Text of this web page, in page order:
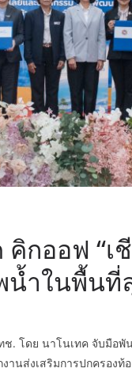
กออฟ “เ
ำในพื้นที่
. โดย นาโนเทค จับมือพั
นส่งเสริมการปกครองท้